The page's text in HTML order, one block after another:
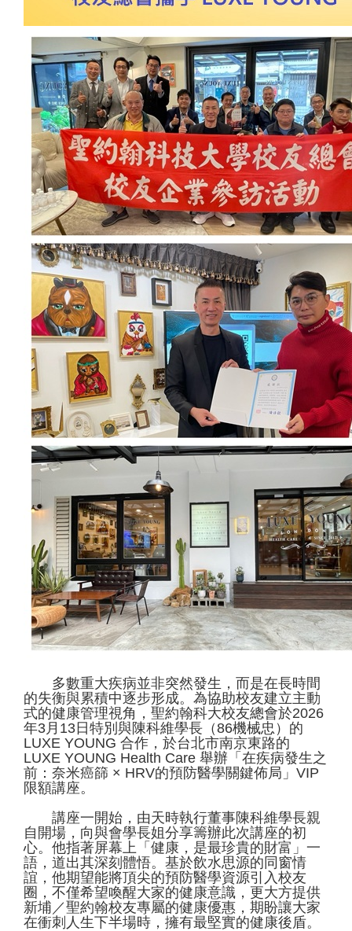
多數重大疾病並非突然發生，而是在長時間
的失衡與累積中逐步形成。為協助校友建立主動
式的健康管理視角，聖約翰科大校友總會於2026
年3月13日特別與陳科維學長（86機械忠）的
LUXE YOUNG 合作，於台北市南京東路的
LUXE YOUNG Health Care 舉辦「在疾病發生之
前：奈米癌篩 × HRV的預防醫學關鍵佈局」VIP
限額講座。
講座一開始，由天時執行董事陳科維學長親
自開場，向與會學長姐分享籌辦此次講座的初
心。他指著屏幕上「健康，是最珍貴的財富」一
語，道出其深刻體悟。基於飲水思源的同窗情
誼，他期望能將頂尖的預防醫學資源引入校友
圈，不僅希望喚醒大家的健康意識，更大方提供
新埔／聖約翰校友專屬的健康優惠，期盼讓大家
在衝刺人生下半場時，擁有最堅實的健康後盾。